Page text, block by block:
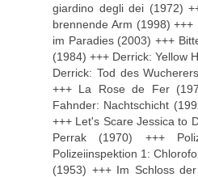
giardino degli dei (1972)
brennende Arm (1998)
im Paradies (2003) +++
(1984) +++ Derrick: Yellow
Derrick: Tod des
+++ La Rose de Fer
Fahnder: Nachtschicht
+++ Let's Scare Jessica to
Perrak (1970) +++
Polizeiinspektion 1:
(1953) +++ Im Schloss